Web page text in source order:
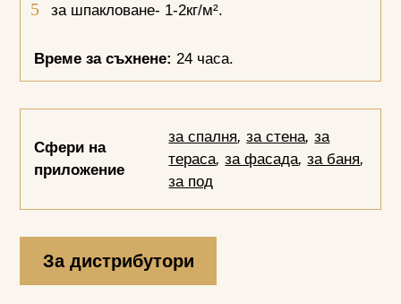
за шпакловане- 1-2кг/м².
Време за съхнене: 24 часа.
Сфери на
приложение
за спалня,за стена,за
тераса,за фасада,за баня,
за под
За дистрибутори